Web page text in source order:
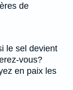
de
le sel devient
vous?
en paix les